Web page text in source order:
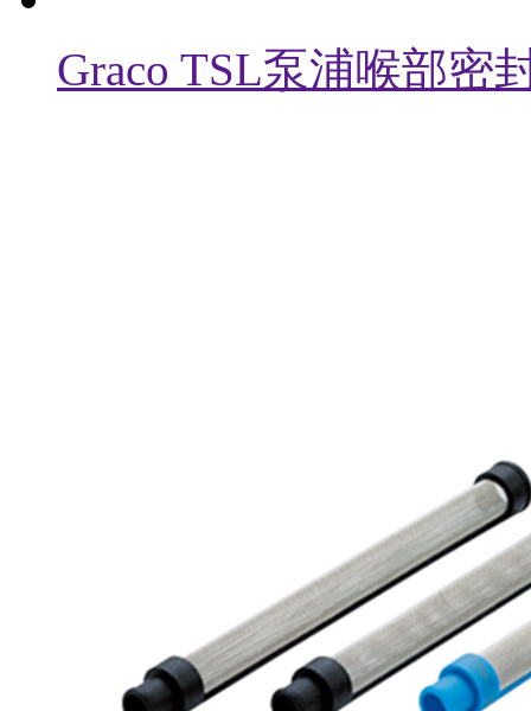
Graco TSL泵浦喉部密